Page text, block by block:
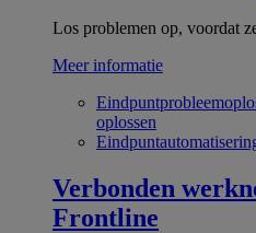
Los problemen op, voordat
Meer informatie
oplossen
Verbonden
Frontline